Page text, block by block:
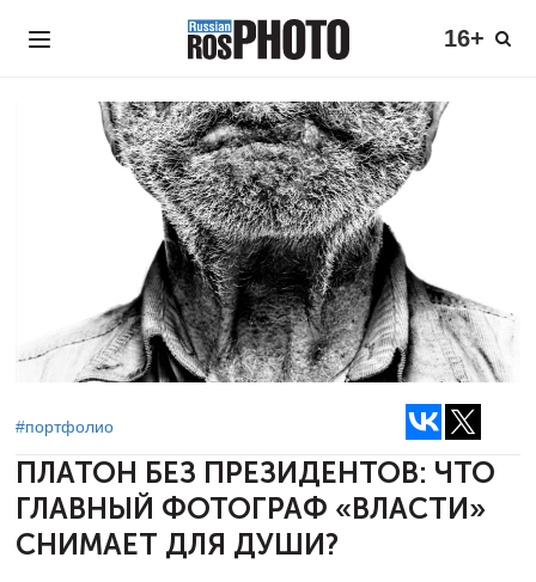
16+
#портфолио
ПЛАТОН БЕЗ ПРЕЗИДЕНТОВ: ЧТО
ГЛАВНЫЙ ФОТОГРАФ «ВЛАСТИ»
СНИМАЕТ ДЛЯ ДУШИ?